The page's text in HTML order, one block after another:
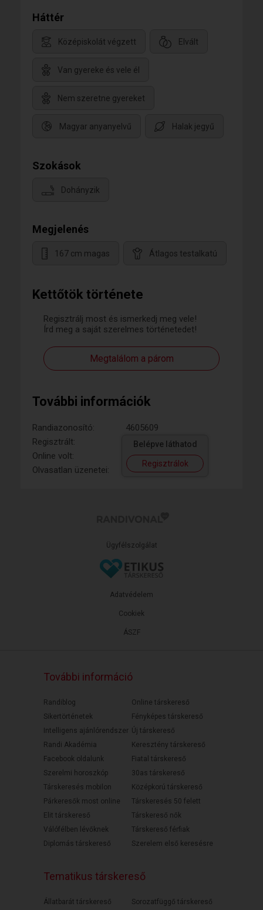
Kettőtök története
Regisztrálj most és ismerkedj meg vele!
Írd meg a saját szerelmes történetedet!
Megtalálom a párom
További információk
Randiazonosító:
4605609
Regisztrált:
Online volt:
Olvasatlan üzenetei:
Belépve láthatod
Regisztrálok
Háttér
Középiskolát végzett Elvált
Van gyereke és vele él
Nem szeretne gyereket
Magyar anyanyelvű Halak jegyű
Szokások
Dohányzik
Megjelenés
167 cm magas Átlagos testalkatú
Ügyfélszolgálat
ÁSZF
Adatvédelem
Cookiek
További információ
Randiblog
Sikertörténetek
Intelligens ajánlórendszer
Randi Akadémia
Facebook oldalunk
Szerelmi horoszkóp
Társkeresés mobilon
Párkeresők most online
Elit társkereső
Válófélben lévőknek
Diplomás társkereső
Online társkereső
Fényképes társkereső
Új társkereső
Keresztény társkereső
Fiatal társkereső
30as társkereső
Középkorú társkereső
Társkeresés 50 felett
Társkereső nők
Társkereső férfiak
Szerelem első keresésre
Tematikus társkereső
Állatbarát társkereső
Sorozatfüggő társkereső